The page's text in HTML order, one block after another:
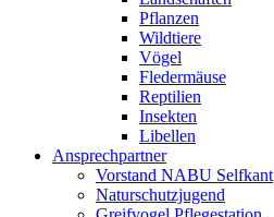
Pflanzen
Wildtiere
Vögel
Fledermäuse
Reptilien
Insekten
Libellen
Ansprechpartner
Vorstand NABU Selfkant
Naturschutzjugend